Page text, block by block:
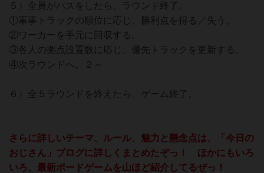
５）全員がパスをしたら、ラウンド終了。
①軍事トラックの順位に応じ、勝利点を得る／失う。
②ワーカーを手元に回収する。
③各人の拠点設置数に応じ、優先トラックを更新する。
④次ラウンドへ。２～
６）全５ラウンドを終えたら、ゲーム終了。
さらに詳しいテーマ、ルール、魅力と懸念点は、「今日の
おじさん」ブログに詳しくまとめたぞっ！ ほかにもいろ
いろ、最新ボードゲームを山ほど紹介してるぜっ！